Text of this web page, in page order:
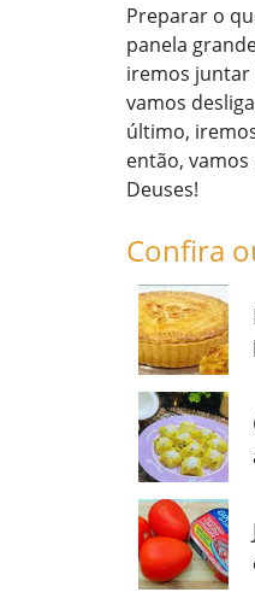
Preparar o
panela
iremos juntar
vamos
último,
então,
Deuses!
Confira